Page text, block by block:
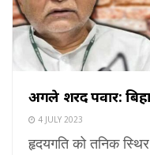
अगले शरद पवार:
4 JULY 2023
हृदयगति को तनिक